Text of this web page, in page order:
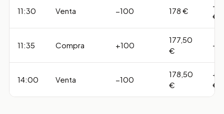
11:30 Venta −100 178 €
€
11:35 Compra +100
177,50
€
–
14:00 Venta −100
178,50
€
€